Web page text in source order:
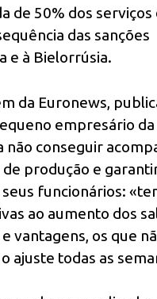
de 50% dos serviços
das sanções
e à Bielorrúsia.
da Euronews,
empresário da
não conseguir
de produção e
funcionários:
ao aumento dos
vantagens, os que
ajuste todas as